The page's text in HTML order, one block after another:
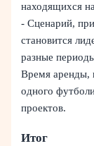
находящихся
- Сценарий,
становится
разные
Время аренды,
одного
проектов.
Итог